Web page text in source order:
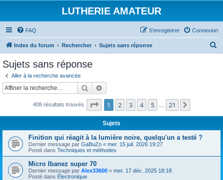
LUTHERIE AMATEUR
FAQ Connexion
S’enregistrer
Index du forum Rechercher Sujets sans réponse
c
Sujets sans réponse
Aller à la recherche avancée
Rechercher
408 résultats trouvés Page 1sur21
1 2 3 4 5 21
Sujets
Finition qui réagit à la lumière noire, quelqu'un a testé ?
Dernier message par GaBuZo « mer. 15 juil. 2026 19:27
Posté dans Techniques et méthodes
Micro Ibanez super 70
Dernier message par Alex33600 « mer. 17 déc. 2025 18:18
Posté dans Électronique